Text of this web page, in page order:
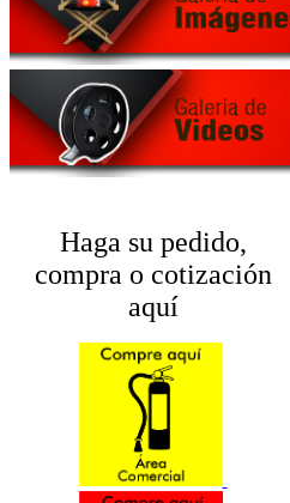
Haga su pedido,
compra o cotización
aquí